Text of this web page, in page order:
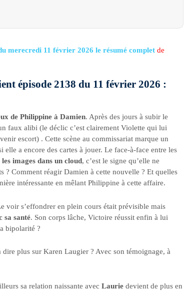
merecredi 11 février 2026 le résumé complet de
épisode 2138 du 11 février 2026 :
de Philippine à Damien. Après des jours à subir le
faux alibi (le déclic c’est clairement Violette qui lui
escort) . Cette scène au commissariat marque un
a encore des cartes à jouer. Le face-à-face entre les
images dans un cloud, c’est le signe qu’elle ne
? Comment réagir Damien à cette nouvelle ? Et quelles
intéressante en mêlant Philippine à cette affaire.
voir s’effondrer en plein cours était prévisible mais
sa santé. Son corps lâche, Victoire réussit enfin à lui
bipolarité ?
plus sur Karen Laugier ? Avec son témoignage, à
sa relation naissante avec Laurie devient de plus en